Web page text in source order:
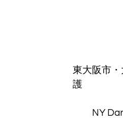
東大阪市・
NY